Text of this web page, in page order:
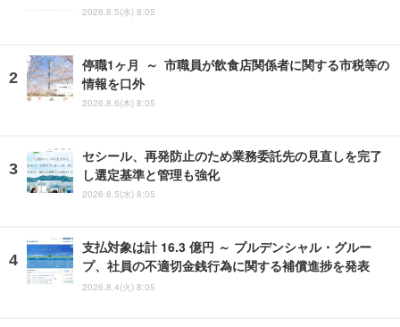
2026.8.5(水) 8:05
停職1ヶ月 ～ 市職員が飲食店関係者に関する市税等の
情報を口外
2026.8.6(木) 8:05
セシール、再発防止のため業務委託先の見直しを完了
し選定基準と管理も強化
2026.8.5(水) 8:05
支払対象は計 16.3 億円 ～ プルデンシャル・グルー
プ、社員の不適切金銭行為に関する補償進捗を発表
2026.8.4(火) 8:05